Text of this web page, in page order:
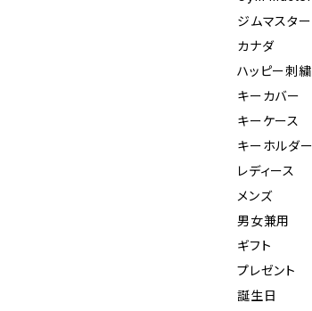
ジムマスター
カナダ
ハッピー刺
キーカバー
キーケース
キーホルダー
レディース
メンズ
男女兼用
ギフト
プレゼント
誕生日